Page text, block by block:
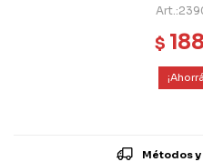
$ 188
Métodos